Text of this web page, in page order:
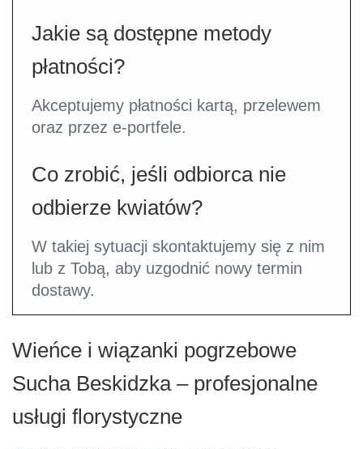
Jakie są dostępne metody
płatności?
Akceptujemy płatności kartą, przelewem
oraz przez e-portfele.
Co zrobić, jeśli odbiorca nie
odbierze kwiatów?
W takiej sytuacji skontaktujemy się z nim
lub z Tobą, aby uzgodnić nowy termin
dostawy.
Wieńce i wiązanki pogrzebowe
Sucha Beskidzka – profesjonalne
usługi florystyczne